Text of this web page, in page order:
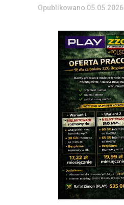
Opublikowano 05.05.2026